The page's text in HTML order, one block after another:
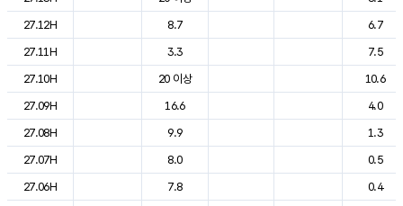
27.12H
8.7
6.7
27.11H
3.3
7.5
27.10H
20 이상
10.6
27.09H
16.6
4.0
27.08H
9.9
1.3
27.07H
8.0
0.5
27.06H
7.8
0.4